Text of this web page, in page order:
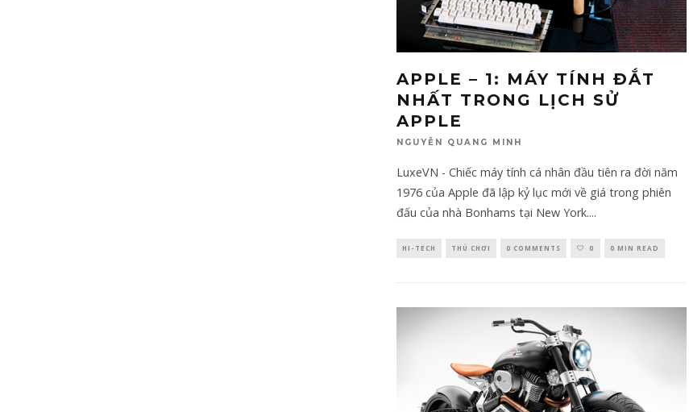
APPLE – 1: MÁY TÍNH ĐẮT
NHẤT TRONG LỊCH SỬ
APPLE
NGUYỄN QUANG MINH
LuxeVN - Chiếc máy tính cá nhân đầu tiên ra đời năm
1976 của Apple đã lập kỷ lục mới về giá trong phiên
đấu của nhà Bonhams tại New York....
HI-TECH THÚ CHƠI 0 COMMENTS 0 0 MIN READ